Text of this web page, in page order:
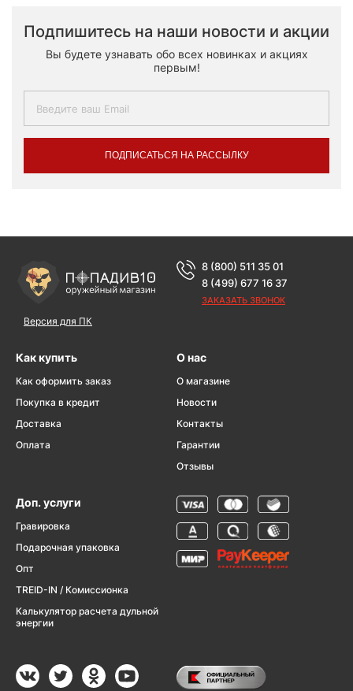
Подпишитесь на наши новости и акции
Вы будете узнавать обо всех новинках и акциях
первым!
ПОДПИСАТЬСЯ НА РАССЫЛКУ
Версия для ПК
8 (800) 511 35 01
8 (499) 677 16 37
ЗАКАЗАТЬ ЗВОНОК
Как купить
Как оформить заказ
Покупка в кредит
Доставка
Оплата
О нас
О магазине
Новости
Контакты
Гарантии
Отзывы
Доп. услуги
Гравировка
Подарочная упаковка
Опт
TREID-IN / Комиссионка
Калькулятор расчета дульной
энергии